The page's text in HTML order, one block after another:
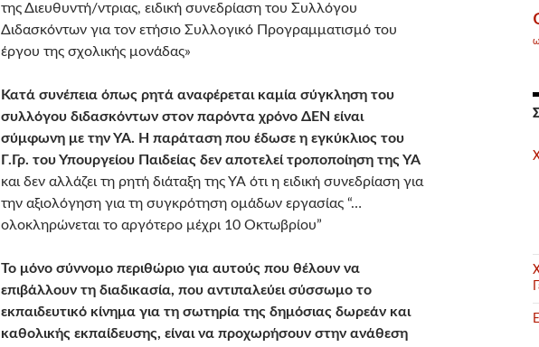
της Διευθυντή/ντριας, ειδική συνεδρίαση του Συλλόγου
Διδασκόντων για τον ετήσιο Συλλογικό Προγραμματισμό του
έργου της σχολικής μονάδας»
Κατά συνέπεια όπως ρητά αναφέρεται καμία σύγκληση του
συλλόγου διδασκόντων στον παρόντα χρόνο ΔΕΝ είναι
σύμφωνη με την ΥΑ. Η παράταση που έδωσε η εγκύκλιος του
Γ.Γρ. του Υπουργείου Παιδείας δεν αποτελεί τροποποίηση της ΥΑ
και δεν αλλάζει τη ρητή διάταξη της ΥΑ ότι η ειδική συνεδρίαση για
την αξιολόγηση για τη συγκρότηση ομάδων εργασίας “…
ολοκληρώνεται το αργότερο μέχρι 10 Οκτωβρίου”
Το μόνο σύννομο περιθώριο για αυτούς που θέλουν να
επιβάλλουν τη διαδικασία, που αντιπαλεύει σύσσωμο το
εκπαιδευτικό κίνημα για τη σωτηρία της δημόσιας δωρεάν και
καθολικής εκπαίδευσης, είναι να προχωρήσουν στην ανάθεση